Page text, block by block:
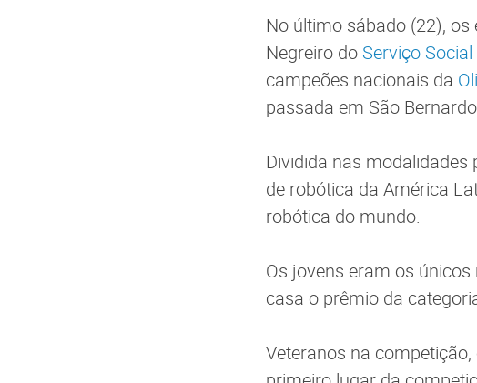
No último sábado (22), os
Negreiro do Serviço
campeões nacionais da
passada em São
Dividida nas modalidades
de robótica da América
robótica do mundo.
Os jovens eram os
casa o prêmio da
Veteranos na